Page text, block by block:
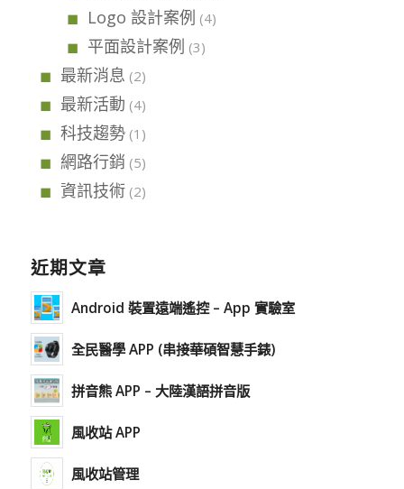
Logo 設計案例 (4)
平面設計案例 (3)
最新消息 (2)
最新活動 (4)
科技趨勢(1)
網路行銷 (5)
資訊技術(2)
近期文章
Android 裝置遠端遙控 – App 實驗室
全民醫學 APP (串接華碩智慧手錶)
拼音熊 APP – 大陸漢語拼音版
風收站 APP
風收站管理